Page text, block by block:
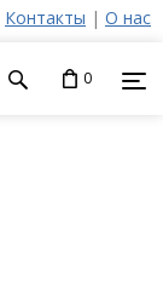
Контакты | О нас
0